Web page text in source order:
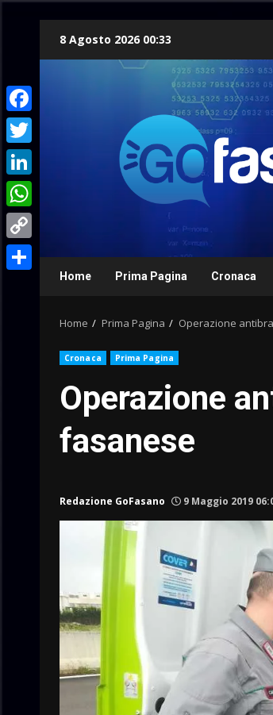
8 Agosto 2026 00:33
Home Prima Pagina Cronaca
Home Prima Pagina Operazione
Cronaca Prima Pagina
Operazione
fasanese
Redazione GoFasano 9 Maggio 2019
Facebook
Twitter
LinkedIn
WhatsApp
Copy